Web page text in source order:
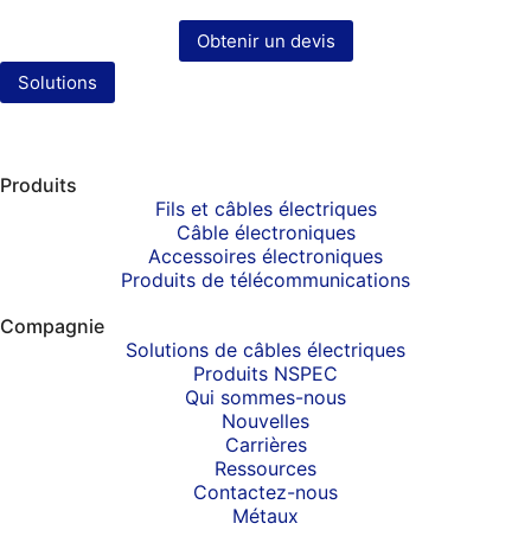
Obtenir un devis
Solutions
Produits
Fils et câbles électriques
Câble électroniques
Accessoires électroniques
Produits de télécommunications
Compagnie
Solutions de câbles électriques
Produits NSPEC
Qui sommes-nous
Nouvelles
Carrières
Ressources
Contactez-nous
Métaux